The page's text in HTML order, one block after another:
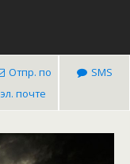
Отпр. по
эл. почте
SMS